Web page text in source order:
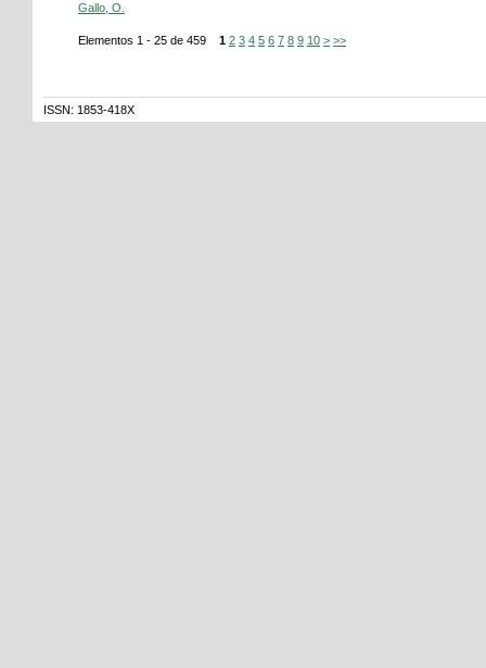
Gallo, O.
Elementos 1 - 25 de 459 1 2 3 4 5 6 7 8 9 10 > >>
ISSN: 1853-418X